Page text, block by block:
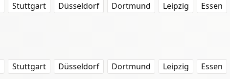
Stuttgart Düsseldorf Dortmund Leipzig Essen
Stuttgart Düsseldorf Dortmund Leipzig Essen